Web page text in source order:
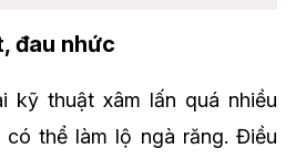
đau nhức
kỹ thuật xâm lấn quá nhiều
thể làm lộ ngà răng. Điều